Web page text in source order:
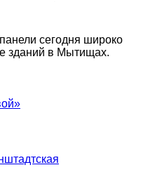
сегодня широко
зданий в Мытищах.